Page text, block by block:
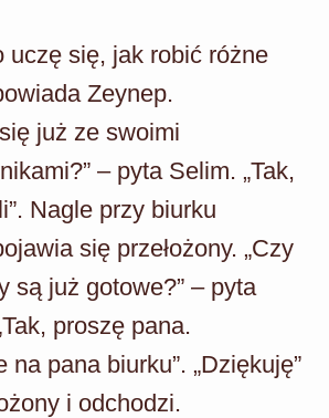
uczę się, jak robić różne
Zeynep.
już ze swoimi
– pyta Selim. „Tak,
Nagle przy biurku
się przełożony. „Czy
są już gotowe?” – pyta
proszę pana.
na pana biurku”. „Dziękuję”
i odchodzi.